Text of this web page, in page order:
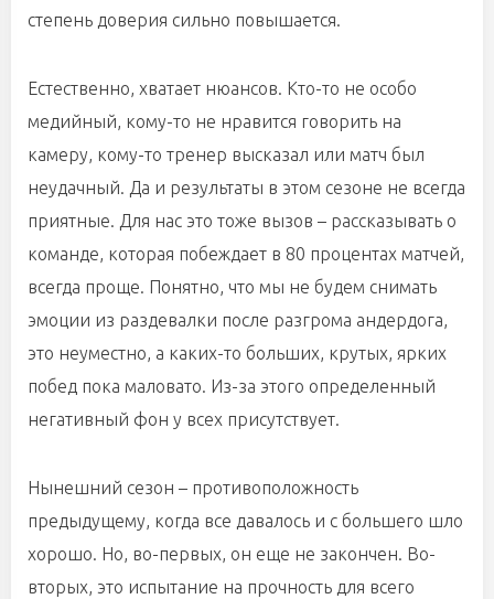
степень доверия сильно повышается.
Естественно, хватает нюансов. Кто-то не особо
медийный, кому-то не нравится говорить на
камеру, кому-то тренер высказал или матч был
неудачный. Да и результаты в этом сезоне не всегда
приятные. Для нас это тоже вызов – рассказывать о
команде, которая побеждает в 80 процентах матчей,
всегда проще. Понятно, что мы не будем снимать
эмоции из раздевалки после разгрома андердога,
это неуместно, а каких-то больших, крутых, ярких
побед пока маловато. Из-за этого определенный
негативный фон у всех присутствует.
Нынешний сезон – противоположность
предыдущему, когда все давалось и с большего шло
хорошо. Но, во-первых, он еще не закончен. Во-
вторых, это испытание на прочность для всего